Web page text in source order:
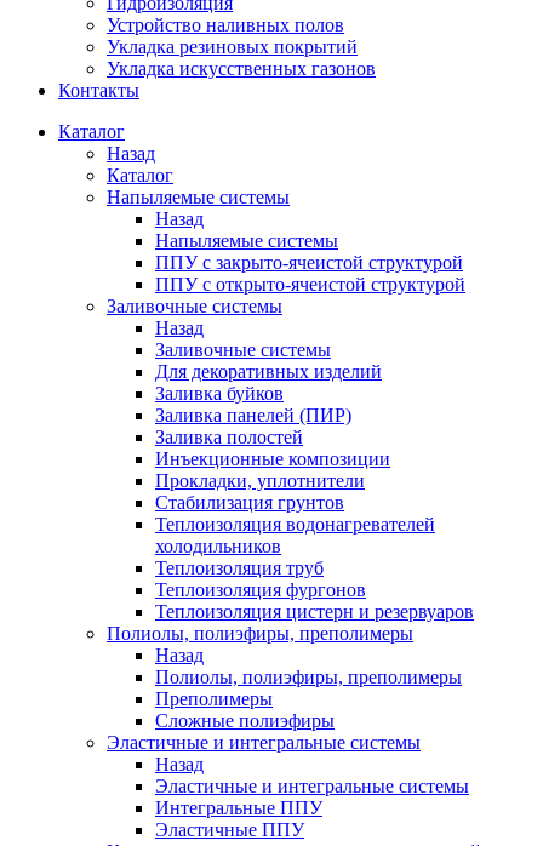
Устройство наливных полов
Укладка резиновых покрытий
Укладка искусственных газонов
Контакты
Каталог
Назад
Каталог
Напыляемые системы
Назад
Напыляемые системы
ППУ с закрыто-ячеистой структурой
ППУ с открыто-ячеистой структурой
Заливочные системы
Назад
Заливочные системы
Для декоративных изделий
Заливка буйков
Заливка панелей (ПИР)
Заливка полостей
Инъекционные композиции
Прокладки, уплотнители
Стабилизация грунтов
Теплоизоляция водонагревателей
холодильников
Теплоизоляция труб
Теплоизоляция фургонов
Теплоизоляция цистерн и резервуаров
Полиолы, полиэфиры, преполимеры
Назад
Полиолы, полиэфиры, преполимеры
Преполимеры
Сложные полиэфиры
Эластичные и интегральные системы
Назад
Эластичные и интегральные системы
Интегральные ППУ
Эластичные ППУ